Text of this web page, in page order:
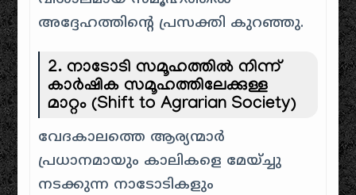
അദ്ദേഹത്തിന്റെ പ്രസക്തി കുറഞ്ഞു.
2. നാടോടി സമൂഹത്തിൽ നിന്ന്
കാർഷിക സമൂഹത്തിലേക്കുള്ള
മാറ്റം (Shift to Agrarian Society)
വേദകാലത്തെ ആര്യന്മാർ
പ്രധാനമായും കാലികളെ മേയ്ച്ചു
നടക്കുന്ന നാടോടികളും